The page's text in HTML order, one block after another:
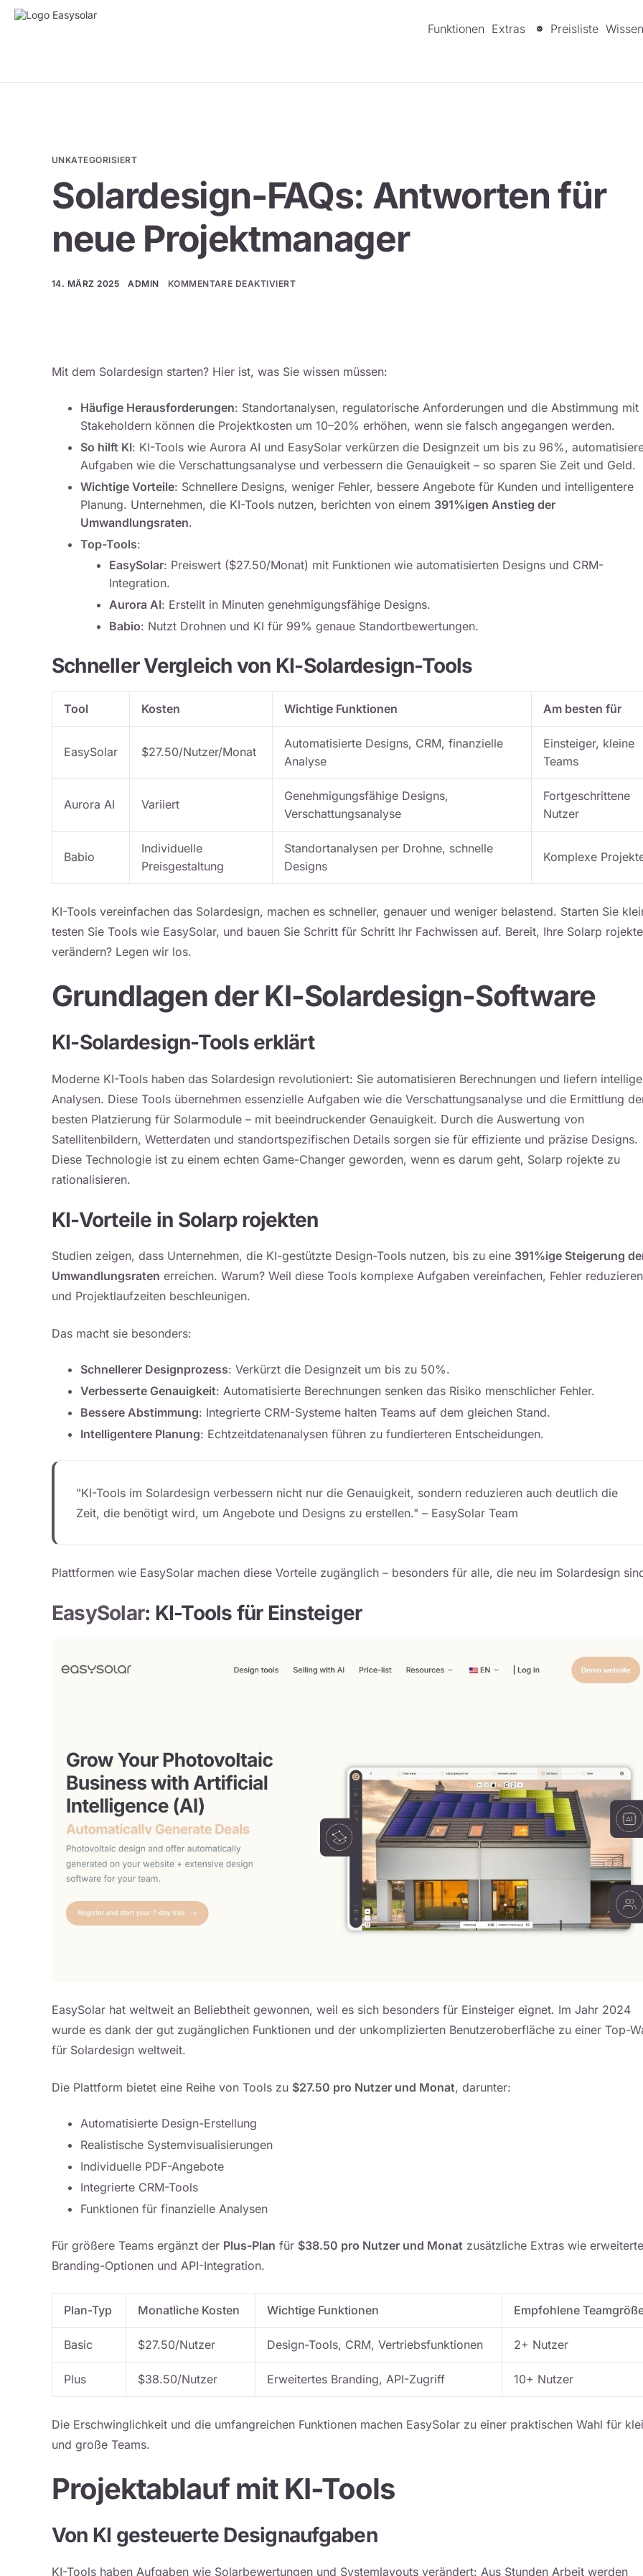
Funktionen Extras Preisliste Wissen
UNKATEGORISIERT
Solardesign-FAQs: Antworten für
neue Projektmanager
14. MÄRZ 2025 ADMIN KOMMENTARE DEAKTIVIERT
Mit dem Solardesign starten? Hier ist, was Sie wissen müssen:
Häufige Herausforderungen: Standortanalysen, regulatorische Anforderungen und die Abstimmung mit
Stakeholdern können die Projektkosten um 10–20% erhöhen, wenn sie falsch angegangen werden.
So hilft KI: KI-Tools wie Aurora AI und EasySolar verkürzen die Designzeit um bis zu 96%,
Aufgaben wie die Verschattungsanalyse und verbessern die Genauigkeit – so sparen Sie Zeit und Geld.
Wichtige Vorteile: Schnellere Designs, weniger Fehler, bessere Angebote für Kunden und intelligentere
Planung. Unternehmen, die KI-Tools nutzen, berichten von einem 391%igen Anstieg der
Umwandlungsraten.
Top-Tools:
EasySolar: Preiswert ($27.50/Monat) mit Funktionen wie automatisierten Designs und CRM-
Integration.
Aurora AI: Erstellt in Minuten genehmigungsfähige Designs.
Babio: Nutzt Drohnen und KI für 99% genaue Standortbewertungen.
Schneller Vergleich von KI-Solardesign-Tools
Tool Kosten Wichtige Funktionen Am besten für
EasySolar $27.50/Nutzer/Monat
Automatisierte Designs, CRM, finanzielle
Analyse
Einsteiger, kleine
Teams
Aurora AI Variiert
Genehmigungsfähige Designs,
Verschattungsanalyse
Fortgeschrittene
Nutzer
Babio
Individuelle
Preisgestaltung
Standortanalysen per Drohne, schnelle
Designs
Komplexe
KI-Tools vereinfachen das Solardesign, machen es schneller, genauer und weniger belastend. Starten Sie
testen Sie Tools wie EasySolar, und bauen Sie Schritt für Schritt Ihr Fachwissen auf. Bereit, Ihre Solarp
verändern? Legen wir los.
Grundlagen der KI-Solardesign-Software
KI-Solardesign-Tools erklärt
Moderne KI-Tools haben das Solardesign revolutioniert: Sie automatisieren Berechnungen und liefern
Analysen. Diese Tools übernehmen essenzielle Aufgaben wie die Verschattungsanalyse und die Ermittlung
besten Platzierung für Solarmodule – mit beeindruckender Genauigkeit. Durch die Auswertung von
Satellitenbildern, Wetterdaten und standortspezifischen Details sorgen sie für effiziente und präzise Designs.
Diese Technologie ist zu einem echten Game-Changer geworden, wenn es darum geht, Solarp rojekte zu
rationalisieren.
KI-Vorteile in Solarp rojekten
Studien zeigen, dass Unternehmen, die KI-gestützte Design-Tools nutzen, bis zu eine 391%ige Steigerung
Umwandlungsraten erreichen. Warum? Weil diese Tools komplexe Aufgaben vereinfachen, Fehler reduzieren
und Projektlaufzeiten beschleunigen.
Das macht sie besonders:
Schnellerer Designprozess: Verkürzt die Designzeit um bis zu 50%.
Verbesserte Genauigkeit: Automatisierte Berechnungen senken das Risiko menschlicher Fehler.
Bessere Abstimmung: Integrierte CRM-Systeme halten Teams auf dem gleichen Stand.
Intelligentere Planung: Echtzeitdatenanalysen führen zu fundierteren Entscheidungen.
"KI-Tools im Solardesign verbessern nicht nur die Genauigkeit, sondern reduzieren auch deutlich die
Zeit, die benötigt wird, um Angebote und Designs zu erstellen." – EasySolar Team
Plattformen wie EasySolar machen diese Vorteile zugänglich – besonders für alle, die neu im Solardesign
EasySolar: KI-Tools für Einsteiger
EasySolar hat weltweit an Beliebtheit gewonnen, weil es sich besonders für Einsteiger eignet. Im Jahr 2024
wurde es dank der gut zugänglichen Funktionen und der unkomplizierten Benutzeroberfläche zu einer Top-
für Solardesign weltweit.
Die Plattform bietet eine Reihe von Tools zu $27.50 pro Nutzer und Monat, darunter:
Automatisierte Design-Erstellung
Realistische Systemvisualisierungen
Individuelle PDF-Angebote
Integrierte CRM-Tools
Funktionen für finanzielle Analysen
Für größere Teams ergänzt der Plus-Plan für $38.50 pro Nutzer und Monat zusätzliche Extras wie erweiterte
Branding-Optionen und API-Integration.
Plan-Typ Monatliche Kosten Wichtige Funktionen Empfohlene
Basic $27.50/Nutzer Design-Tools, CRM, Vertriebsfunktionen 2+ Nutzer
Plus $38.50/Nutzer Erweitertes Branding, API-Zugriff 10+ Nutzer
Die Erschwinglichkeit und die umfangreichen Funktionen machen EasySolar zu einer praktischen Wahl für
und große Teams.
Projektablauf mit KI-Tools
Von KI gesteuerte Designaufgaben
KI-Tools haben Aufgaben wie Solarbewertungen und Systemlayouts verändert: Aus Stunden Arbeit werden